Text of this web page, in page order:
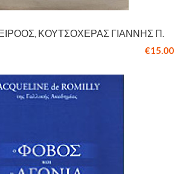
ΚΟΥΤΣΟΧΈΡΑΣ ΓΙΆΝΝΗΣ Π.
€15.00